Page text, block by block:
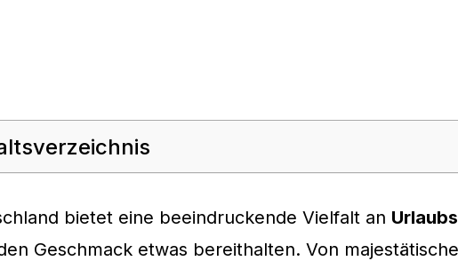
bietet eine beeindruckende Vielfalt an
Geschmack etwas bereithalten. Von